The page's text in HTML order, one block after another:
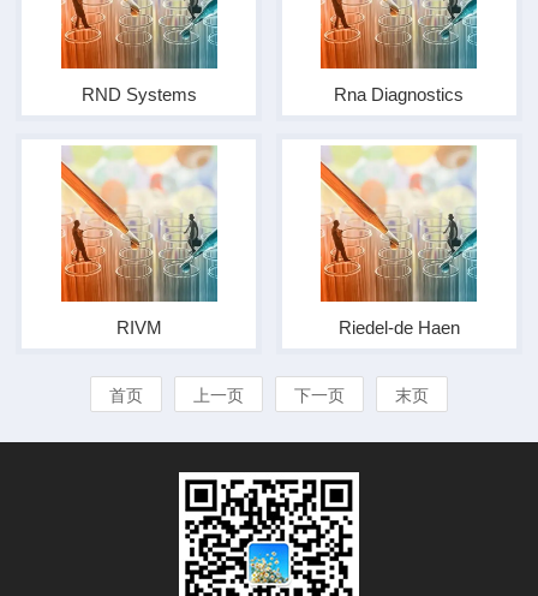
RND Systems Rna Diagnostics
RIVM Riedel-de Haen
首页 上一页 下一页 末页